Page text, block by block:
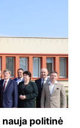
politinė